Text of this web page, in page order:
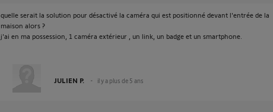
quelle serait la solution pour désactivé la caméra qui est positionné devant l'entrée de la
maison alors ?
j'ai en ma possession, 1 caméra extérieur , un link, un badge et un smartphone.
JULIEN P. il y a plus de 5 ans